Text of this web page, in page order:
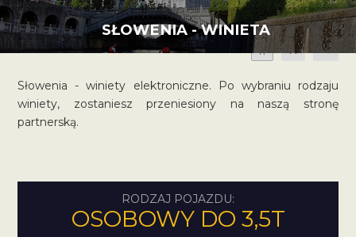
SŁOWENIA - WINIETA
A A A
Słowenia - winiety elektroniczne. Po wybraniu rodzaju
winiety, zostaniesz przeniesiony na naszą stronę
partnerską.
RODZAJ POJAZDU:
OSOBOWY DO 3,5T